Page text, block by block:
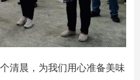
清晨，为我们用心准备美味